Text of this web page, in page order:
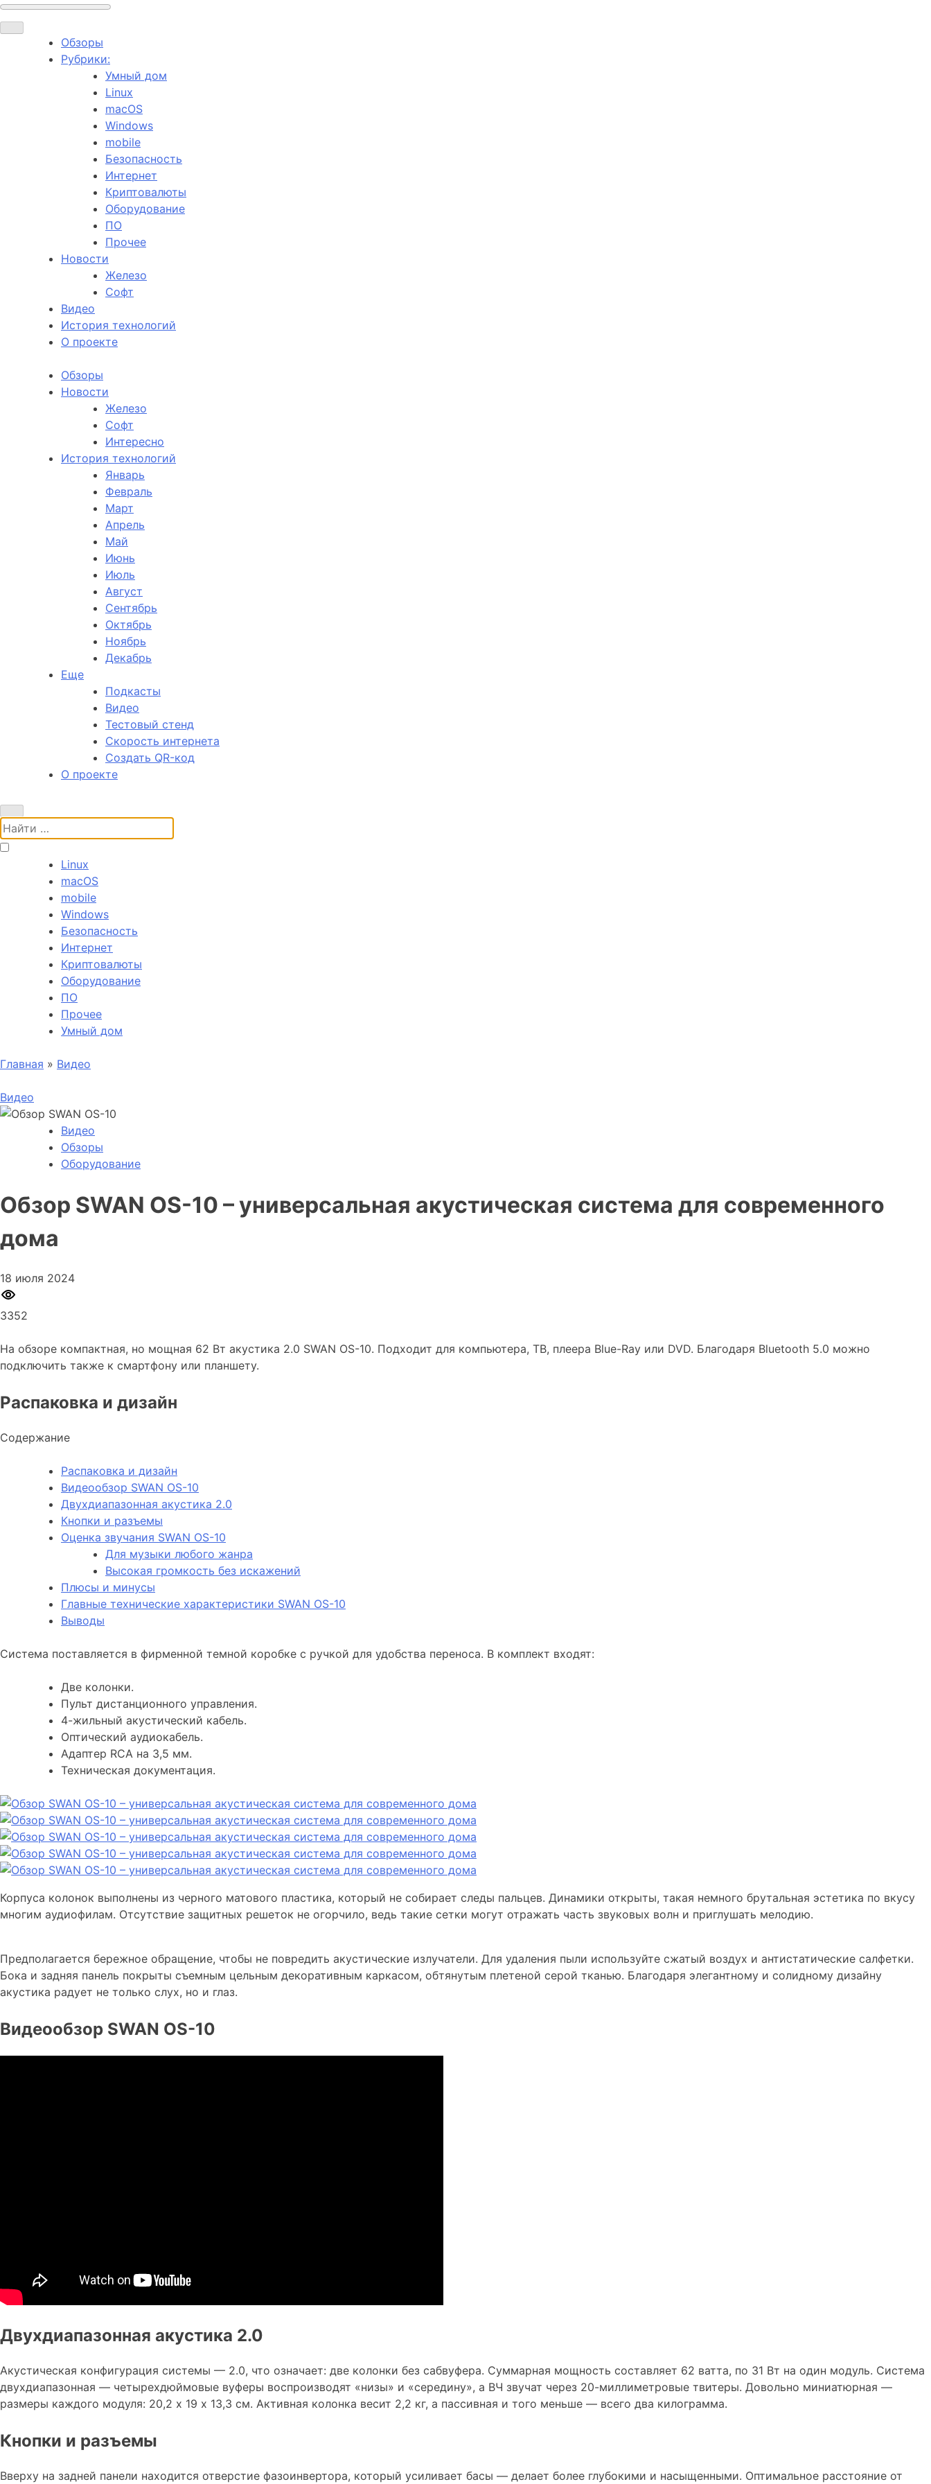
Обзоры
Рубрики:
Умный дом
Linux
macOS
Windows
mobile
Безопасность
Интернет
Криптовалюты
Оборудование
ПО
Прочее
Новости
Железо
Софт
Видео
История технологий
О проекте
Обзоры
Новости
Железо
Софт
Интересно
История технологий
Январь
Февраль
Март
Апрель
Май
Июнь
Июль
Август
Сентябрь
Октябрь
Ноябрь
Декабрь
Еще
Подкасты
Видео
Тестовый стенд
Скорость интернета
Создать QR-код
О проекте
Поиск:
Linux
macOS
mobile
Windows
Безопасность
Интернет
Криптовалюты
Оборудование
ПО
Прочее
Умный дом
Главная » Видео
Видео
Видео
Обзоры
Оборудование
Обзор SWAN OS-10 – универсальная акустическая система для современного
дома
18 июля 2024
3352
На обзоре компактная, но мощная 62 Вт акустика 2.0 SWAN OS-10. Подходит для компьютера, ТВ, плеера Blue-Ray или DVD. Благодаря Bluetooth 5.0 можно
подключить также к смартфону или планшету.
Распаковка и дизайн
Содержание
Распаковка и дизайн
Видеообзор SWAN OS-10
Двухдиапазонная акустика 2.0
Кнопки и разъемы
Оценка звучания SWAN OS-10
Для музыки любого жанра
Высокая громкость без искажений
Плюсы и минусы
Главные технические характеристики SWAN OS-10
Выводы
Система поставляется в фирменной темной коробке с ручкой для удобства переноса. В комплект входят:
Две колонки.
Пульт дистанционного управления.
4-жильный акустический кабель.
Оптический аудиокабель.
Адаптер RCA на 3,5 мм.
Техническая документация.
Корпуса колонок выполнены из черного матового пластика, который не собирает следы пальцев. Динамики открыты, такая немного брутальная эстетика по вкусу
многим аудиофилам. Отсутствие защитных решеток не огорчило, ведь такие сетки могут отражать часть звуковых волн и приглушать мелодию.
Предполагается бережное обращение, чтобы не повредить акустические излучатели. Для удаления пыли используйте сжатый воздух и антистатические салфетки.
Бока и задняя панель покрыты съемным цельным декоративным каркасом, обтянутым плетеной серой тканью. Благодаря элегантному и солидному дизайну
акустика радует не только слух, но и глаз.
Видеообзор SWAN OS-10
Двухдиапазонная акустика 2.0
Акустическая конфигурация системы — 2.0, что означает: две колонки без сабвуфера. Суммарная мощность составляет 62 ватта, по 31 Вт на один модуль. Система
двухдиапазонная — четырехдюймовые вуферы воспроизводят «низы» и «середину», а ВЧ звучат через 20-миллиметровые твитеры. Довольно миниатюрная —
размеры каждого модуля: 20,2 х 19 х 13,3 см. Активная колонка весит 2,2 кг, а пассивная и того меньше — всего два килограмма.
Кнопки и разъемы
Вверху на задней панели находится отверстие фазоинвертора, который усиливает басы — делает более глубокими и насыщенными. Оптимальное расстояние от